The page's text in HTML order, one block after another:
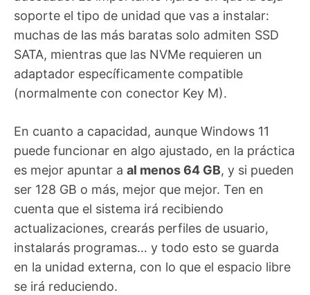
soporte el tipo de unidad que vas a instalar:
muchas de las más baratas solo admiten SSD
SATA, mientras que las NVMe requieren un
adaptador específicamente compatible
(normalmente con conector Key M).
En cuanto a capacidad, aunque Windows 11
puede funcionar en algo ajustado, en la práctica
es mejor apuntar a al menos 64 GB, y si pueden
ser 128 GB o más, mejor que mejor. Ten en
cuenta que el sistema irá recibiendo
actualizaciones, crearás perfiles de usuario,
instalarás programas… y todo esto se guarda
en la unidad externa, con lo que el espacio libre
se irá reduciendo.